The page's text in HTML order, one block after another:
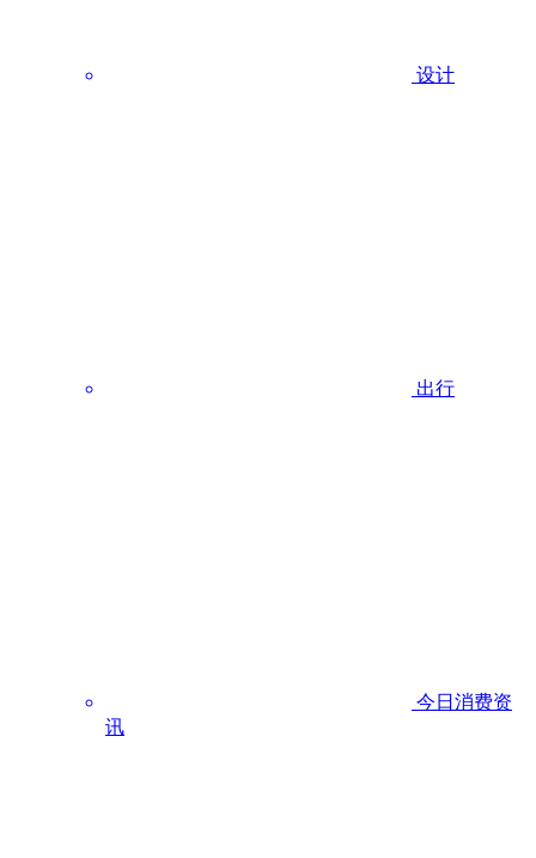
设计
出行
今日消费资
讯